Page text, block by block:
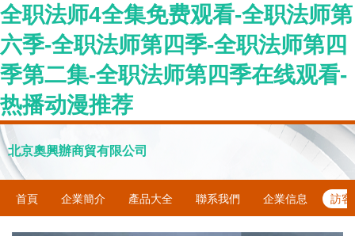
全职法师4全集免费观看-全职法师第
六季-全职法师第四季-全职法师第四
季第二集-全职法师第四季在线观看-
热播动漫推荐
北京奧興辦商貿有限公司
首頁 企業簡介 產品大全 聯系我們 企業信息 訪客